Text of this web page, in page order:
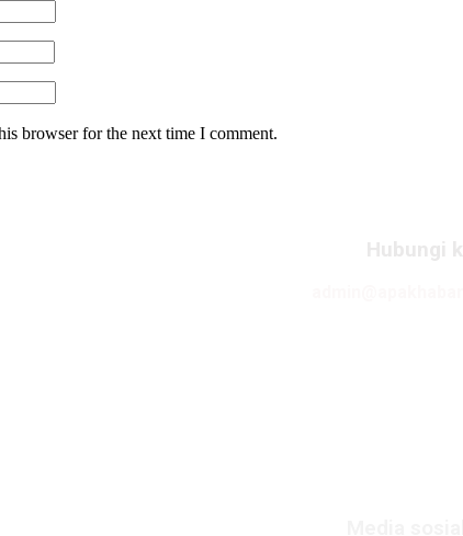
browser for the next time I comment.